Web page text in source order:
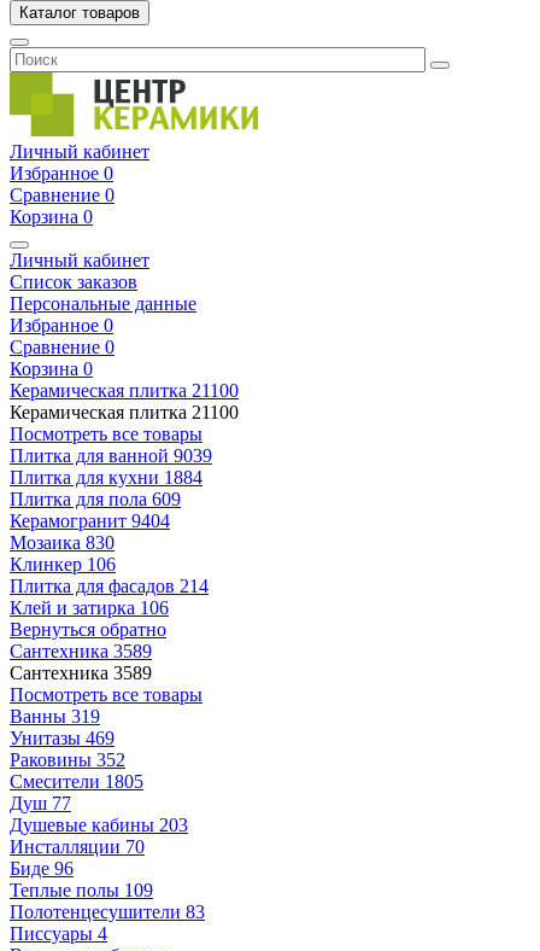
Каталог товаров
Личный кабинет
Избранное 0
Сравнение 0
Корзина 0
Личный кабинет
Список заказов
Персональные данные
Избранное 0
Сравнение 0
Корзина 0
Керамическая плитка 21100
Керамическая плитка 21100
Посмотреть все товары
Плитка для ванной 9039
Плитка для кухни 1884
Плитка для пола 609
Керамогранит 9404
Мозаика 830
Клинкер 106
Плитка для фасадов 214
Клей и затирка 106
Вернуться обратно
Сантехника 3589
Сантехника 3589
Посмотреть все товары
Ванны 319
Унитазы 469
Раковины 352
Смесители 1805
Душ 77
Душевые кабины 203
Инсталляции 70
Биде 96
Теплые полы 109
Полотенцесушители 83
Писсуары 4